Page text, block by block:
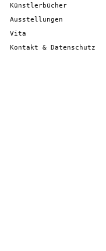
Künstlerbücher
Ausstellungen
Vita
Kontakt & Datenschutz